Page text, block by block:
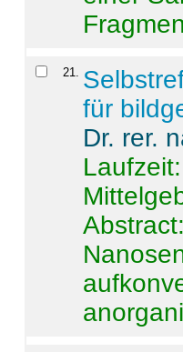
21
für
Dr. rer.
Abstract: